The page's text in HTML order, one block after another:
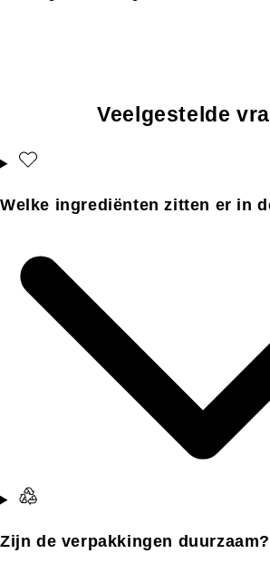
Veelgestelde
Welke ingrediënten zitten er in
Zijn de verpakkingen duurzaam?